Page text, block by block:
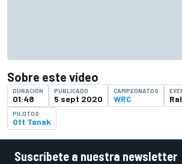
Sobre este vídeo
DURACIÓN
01:48
PUBLICADO
5 sept 2020
CAMPEONATOS
WRC
PILOTOS
Ott Tanak
Suscríbete a nuestra newsletter